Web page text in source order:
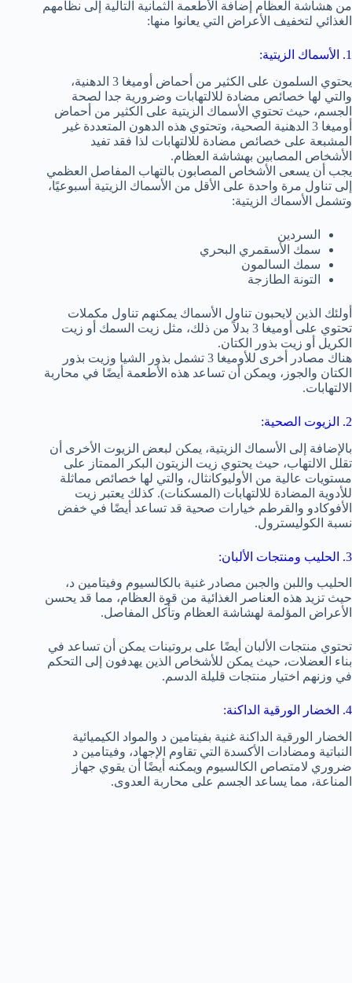
من هشاشة العظام إضافة الأطعمة الثمانية التالية إلى نظامهم
الغذائي لتخفيف الأعراض التي يعانوا منها:
1. الأسماك الزيتية:
يحتوي السلمون على الكثير من أحماض أوميغا 3 الدهنية،
والتي لها خصائص مضادة للالتهابات وضرورية جدا لصحة
الجسم، حيث تحتوي الأسماك الزيتية على الكثير من أحماض
أوميغا 3 الدهنية الصحية، وتحتوي هذه الدهون المتعددة غير
المشبعة على خصائص مضادة للالتهابات لذا فقد تفيد
الأشخاص المصابين بهشاشة العظام.
يجب أن يسعى الأشخاص المصابون بالتهاب المفاصل العظمي
إلى تناول مرة واحدة على الأقل من الأسماك الزيتية أسبوعيًا،
وتشمل الأسماك الزيتية:
السردين
سمك الأسقمري البحري
سمك السالمون
التونة الطازجة
أولئك الذين لايحبون تناول الأسماك يمكنهم تناول مكملات
تحتوي على أوميغا 3 بدلاً من ذلك، مثل زيت السمك أو زيت
الكريل أو زيت بذور الكتان.
هناك مصادر أخرى للأوميغا 3 تشمل بذور الشيا وزيت بذور
الكتان والجوز، ويمكن أن تساعد هذه الأطعمة أيضًا في محاربة
الالتهابات.
2. الزيوت الصحية:
بالإضافة إلى الأسماك الزيتية، يمكن لبعض الزيوت الأخرى أن
تقلل الالتهاب، حيث يحتوي زيت الزيتون البكر الممتاز على
مستويات عالية من الأوليوكانثال، والتي لها خصائص مماثلة
للأدوية المضادة للالتهابات (المسكنات). كذلك يعتبر زيت
الأفوكادو والقرطم خيارات صحية قد تساعد أيضًا في خفض
نسبة الكوليسترول.
3. الحليب ومنتجات الألبان:
الحليب واللبن والجبن مصادر غنية بالكالسيوم وفيتامين د،
حيث تزيد هذه العناصر الغذائية من قوة العظام، مما قد يحسن
الأعراض المؤلمة لهشاشة العظام وتأكل المفاصل.
تحتوي منتجات الألبان أيضًا على بروتينات يمكن أن تساعد في
بناء العضلات، حيث يمكن للأشخاص الذين يهدفون إلى التحكم
في وزنهم اختيار منتجات قليلة الدسم.
4. الخضار الورقية الداكنة:
الخضار الورقية الداكنة غنية بفيتامين د والمواد الكيميائية
النباتية ومضادات الأكسدة التي تقاوم الإجهاد، وفيتامين د
ضروري لامتصاص الكالسيوم ويمكنه أيضًا أن يقوي جهاز
المناعة، مما يساعد الجسم على محاربة العدوى.